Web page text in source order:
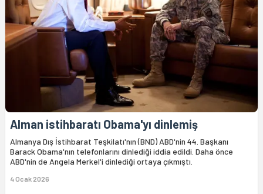
Alman istihbaratı Obama'yı dinlemiş
Almanya Dış İstihbarat Teşkilatı'nın (BND) ABD'nin 44. Başkanı
Barack Obama'nın telefonlarını dinlediği iddia edildi. Daha önce
ABD'nin de Angela Merkel'i dinlediği ortaya çıkmıştı.
4 Ocak 2026